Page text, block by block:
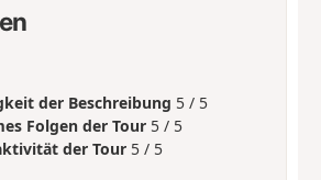
der Beschreibung 5 / 5
Folgen der Tour 5 / 5
der Tour 5 / 5